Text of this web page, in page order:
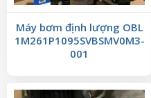
Máy bơm định lượng OBL
1M261P1095SVBSMV0M3-
001